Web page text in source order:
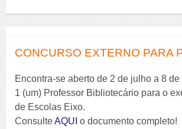
CONCURSO EXTERNO PARA
Encontra-se aberto de 2 de julho a 8
1 (um) Professor Bibliotecário para o
de Escolas Eixo.
ConsulteAQUI o documento completo!